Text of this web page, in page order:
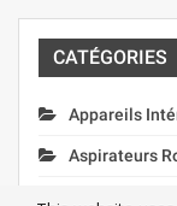
CATÉGORIES
Appareils
Aspirateurs